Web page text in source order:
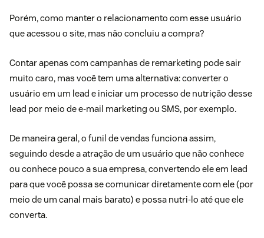
Porém, como manter o relacionamento com esse usuário
que acessou o site, mas não concluiu a compra?
Contar apenas com campanhas de remarketing pode sair
muito caro, mas você tem uma alternativa: converter o
usuário em um lead e iniciar um processo de nutrição desse
lead por meio de e-mail marketing ou SMS, por exemplo.
De maneira geral, o funil de vendas funciona assim,
seguindo desde a atração de um usuário que não conhece
ou conhece pouco a sua empresa, convertendo ele em lead
para que você possa se comunicar diretamente com ele (por
meio de um canal mais barato) e possa nutri-lo até que ele
converta.